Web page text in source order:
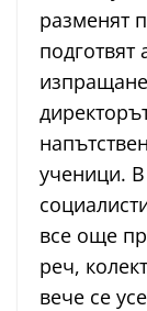
разменят
ученици.
все още
реч,
вече се